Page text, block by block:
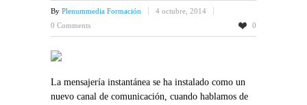
By Plenummedia Formación
4 octubre, 2014
0 Comments
0
La mensajería instantánea se ha instalado como un
nuevo canal de comunicación, cuando hablamos de